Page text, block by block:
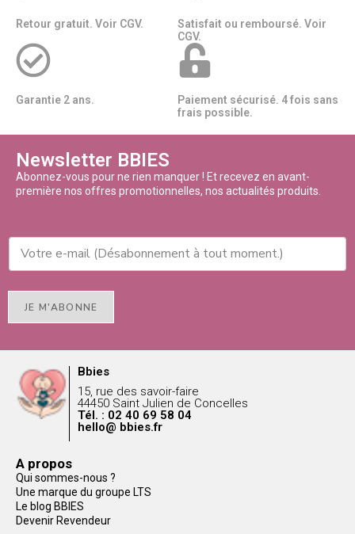
Retour gratuit. Voir CGV.
Satisfait ou remboursé. Voir
CGV.
Garantie 2 ans.
Paiement sécurisé. 4 fois sans
frais possible.
Newsletter BBIES
Abonnez-vous pour ne rien manquer ! Et recevez en avant-
première nos offres promotionnelles, nos actualités produits.
JE M'ABONNE
Bbies
15, rue des savoir-faire
44450 Saint Julien de Concelles
Tél. : 02 40 69 58 04
hello@ bbies.fr
A propos
Qui sommes-nous ?
Une marque du groupe LTS
Le blog BBIES
Devenir Revendeur